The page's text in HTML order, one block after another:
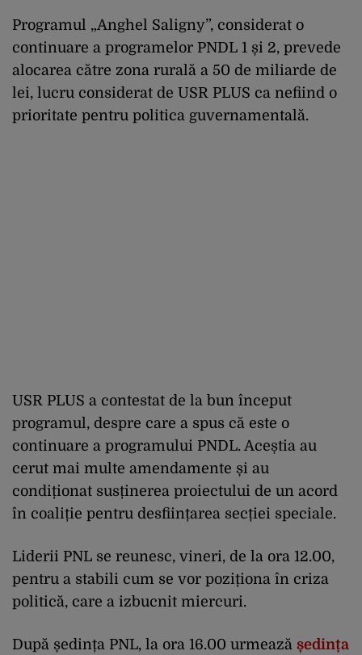
Programul „Anghel Saligny”, considerat o
continuare a programelor PNDL 1 și 2, prevede
alocarea către zona rurală a 50 de miliarde de
lei, lucru considerat de USR PLUS ca nefiind o
prioritate pentru politica guvernamentală.
USR PLUS a contestat de la bun început
programul, despre care a spus că este o
continuare a programului PNDL. Aceștia au
cerut mai multe amendamente și au
condiționat susținerea proiectului de un acord
în coaliție pentru desființarea secției speciale.
Liderii PNL se reunesc, vineri, de la ora 12.00,
pentru a stabili cum se vor poziționa în criza
politică, care a izbucnit miercuri.
După ședința PNL, la ora 16.00 urmează ședința